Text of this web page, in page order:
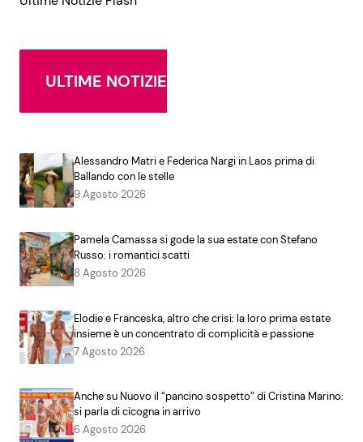
ULTIME NOTIZIE
Alessandro Matri e Federica Nargi in Laos prima di
Ballando con le stelle
9 Agosto 2026
Pamela Camassa si gode la sua estate con Stefano
Russo: i romantici scatti
8 Agosto 2026
Elodie e Franceska, altro che crisi: la loro prima estate
insieme è un concentrato di complicità e passione
7 Agosto 2026
Anche su Nuovo il “pancino sospetto” di Cristina Marino:
si parla di cicogna in arrivo
6 Agosto 2026